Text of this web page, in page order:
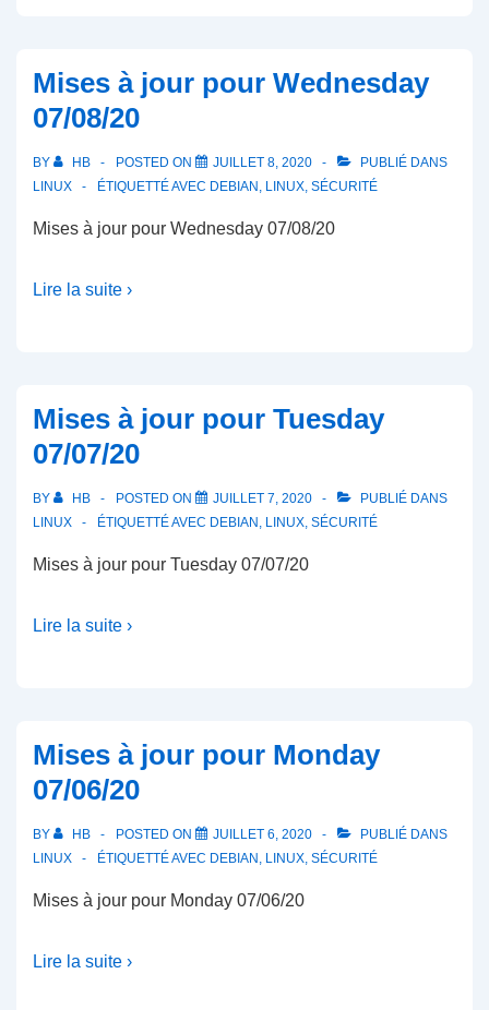
Mises à jour pour Wednesday
07/08/20
BY HB POSTED ON JUILLET 8, 2020
PUBLIÉ DANS
LINUX
ÉTIQUETTÉ AVEC DEBIAN , LINUX, SÉCURITÉ
Mises à jour pour Wednesday 07/08/20
Lire la suite ›
Mises à jour pour Tuesday
07/07/20
BY HB POSTED ON JUILLET 7, 2020
PUBLIÉ DANS
LINUX
ÉTIQUETTÉ AVEC DEBIAN , LINUX, SÉCURITÉ
Mises à jour pour Tuesday 07/07/20
Lire la suite ›
Mises à jour pour Monday
07/06/20
BY HB POSTED ON JUILLET 6, 2020
PUBLIÉ DANS
LINUX
ÉTIQUETTÉ AVEC DEBIAN , LINUX, SÉCURITÉ
Mises à jour pour Monday 07/06/20
Lire la suite ›